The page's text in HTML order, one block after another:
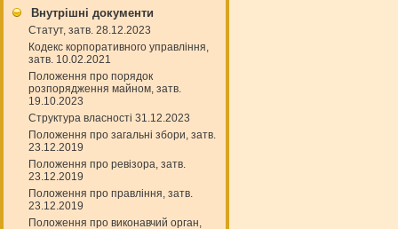
Внутрішні документи
Статут, затв. 28.12.2023
Кодекс корпоративного управління,
затв. 10.02.2021
Положення про порядок
розпорядження майном, затв.
19.10.2023
Структура власності 31.12.2023
Положення про загальні збори, затв.
23.12.2019
Положення про ревізора, затв.
23.12.2019
Положення про правління, затв.
23.12.2019
Положення про виконавчий орган,